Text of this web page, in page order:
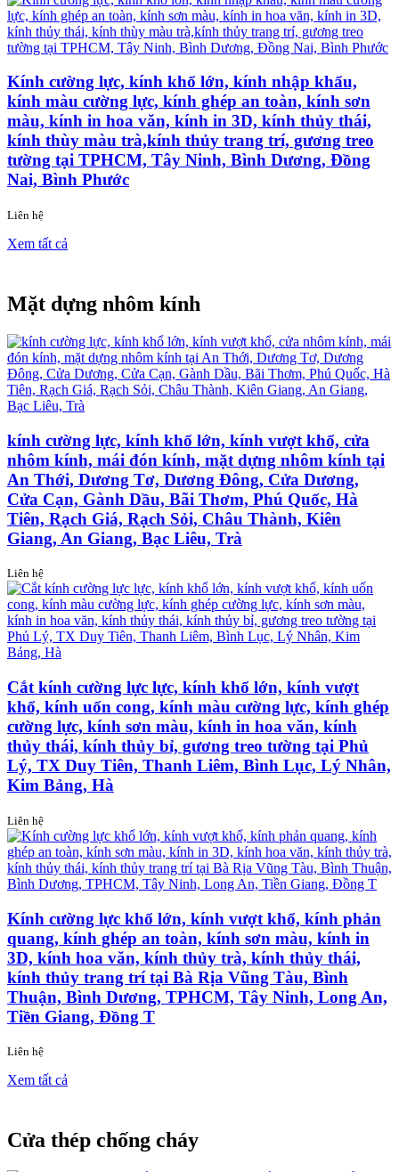
Kính cường lực, kính khổ lớn, kính nhập khẩu,
kính màu cường lực, kính ghép an toàn, kính sơn
màu, kính in hoa văn, kính in 3D, kính thủy thái,
kính thùy màu trà,kính thủy trang trí, gương treo
tường tại TPHCM, Tây Ninh, Bình Dương, Đồng
Nai, Bình Phước
Liên hệ
Xem tất cả
Mặt dựng nhôm kính
kính cường lực, kính khổ lớn, kính vượt khổ, cửa
nhôm kính, mái đón kính, mặt dựng nhôm kính tại
An Thới, Dương Tơ, Dương Đông, Cửa Dương,
Cửa Cạn, Gành Dầu, Bãi Thơm, Phú Quốc, Hà
Tiên, Rạch Giá, Rạch Sỏi, Châu Thành, Kiên
Giang, An Giang, Bạc Liêu, Trà
Liên hệ
Cắt kính cường lực lực, kính khổ lớn, kính vượt
khổ, kính uốn cong, kính màu cường lực, kính ghép
cường lực, kính sơn màu, kính in hoa văn, kính
thủy thái, kính thủy bỉ, gương treo tường tại Phủ
Lý, TX Duy Tiên, Thanh Liêm, Bình Lục, Lý Nhân,
Kim Bảng, Hà
Liên hệ
Kính cường lực khổ lớn, kính vượt khổ, kính phản
quang, kính ghép an toàn, kính sơn màu, kính in
3D, kính hoa văn, kính thủy trà, kính thủy thái,
kính thủy trang trí tại Bà Rịa Vũng Tàu, Bình
Thuận, Bình Dương, TPHCM, Tây Ninh, Long An,
Tiền Giang, Đồng T
Liên hệ
Xem tất cả
Cửa thép chống cháy